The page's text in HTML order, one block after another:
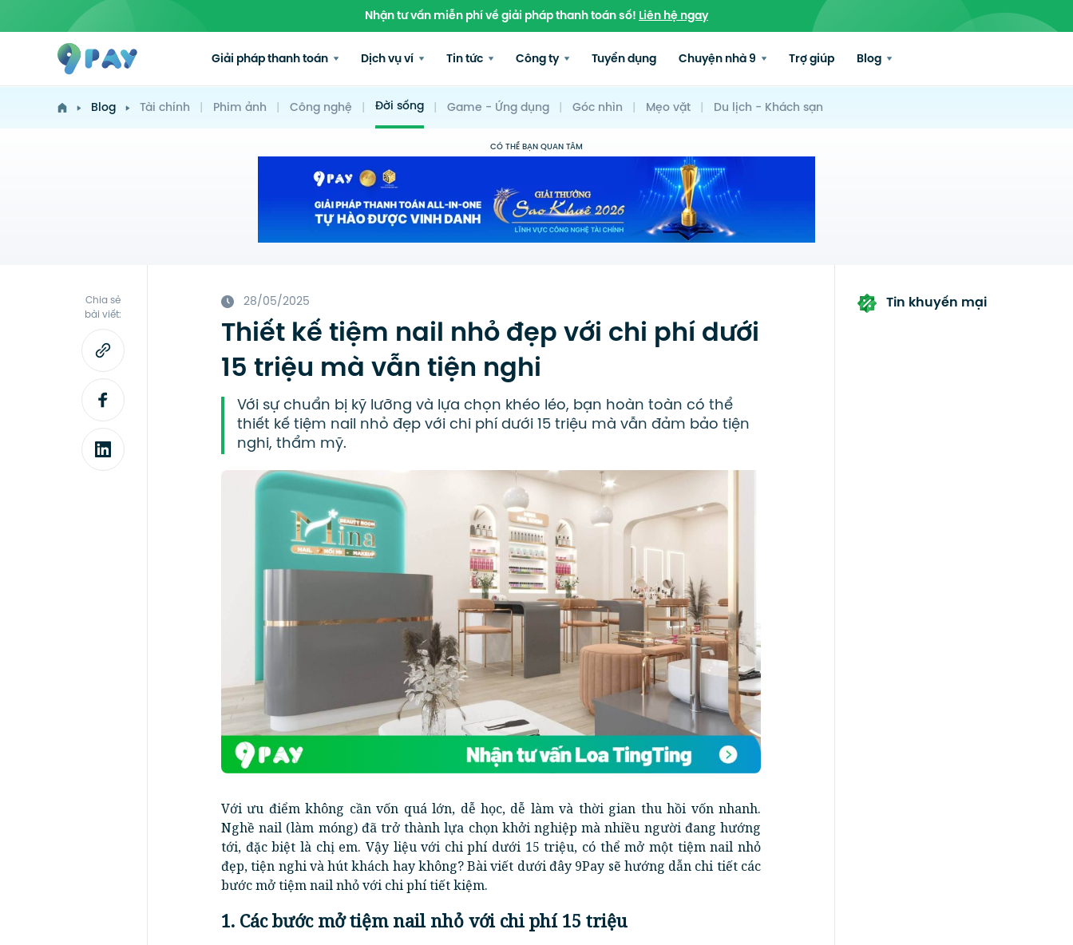
Nhận tư vấn miễn phí về giải pháp thanh toán số!Liên hệ ngay
Giải pháp thanh toán Dịch vụ ví Tin tức Công ty Tuyển dụng Chuyện nhà 9 Trợ giúp Blog
Blog Tài chính | Phim ảnh | Công nghệ | Đời sống | Game - Ứng dụng | Góc nhìn | Mẹo vặt | Du lịch - Khách sạn
CÓ THỂ BẠN QUAN TÂM
Chia sẻ
bài viết:
28/05/2025
Thiết kế tiệm nail nhỏ đẹp với chi phí dưới
15 triệu mà vẫn tiện nghi
Với sự chuẩn bị kỹ lưỡng và lựa chọn khéo léo, bạn hoàn toàn có thể
thiết kế tiệm nail nhỏ đẹp với chi phí dưới 15 triệu mà vẫn đảm bảo tiện
nghi, thẩm mỹ.
Với ưu điểm không cần vốn quá lớn, dễ học, dễ làm và thời gian thu hồi vốn nhanh.
Nghề nail (làm móng) đã trở thành lựa chọn khởi nghiệp mà nhiều người đang hướng
tới, đặc biệt là chị em. Vậy liệu với chi phí dưới 15 triệu, có thể mở một tiệm nail nhỏ
đẹp, tiện nghi và hút khách hay không? Bài viết dưới đây 9Pay sẽ hướng dẫn chi tiết các
bước mở tiệm nail nhỏ với chi phí tiết kiệm.
1. Các bước mở tiệm nail nhỏ với chi phí 15 triệu
Tin khuyến mại